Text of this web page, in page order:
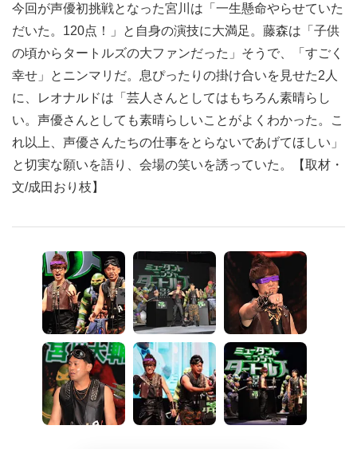
ジェロは「臭かった！」と茶々を入れるなど、藤森が起こ
したハプニングを大いに盛り上げていた。
今回が声優初挑戦となった宮川は「一生懸命やらせていた
だいた。120点！」と自身の演技に大満足。藤森は「子供
の頃からタートルズの大ファンだった」そうで、「すごく
幸せ」とニンマリだ。息ぴったりの掛け合いを見せた2人
に、レオナルドは「芸人さんとしてはもちろん素晴らし
い。声優さんとしても素晴らしいことがよくわかった。こ
文/成田おり枝】